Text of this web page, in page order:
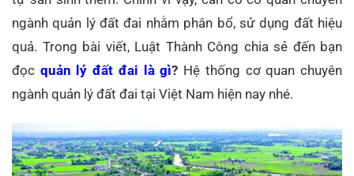
ngành quản lý đất đai nhằm phân bổ, sử dụng đất hiệu
quả. Trong bài viết, Luật Thành Công chia sẻ đến bạn
đọc quản lý đất đai là gì? Hệ thống cơ quan chuyên
ngành quản lý đất đai tại Việt Nam hiện nay nhé.